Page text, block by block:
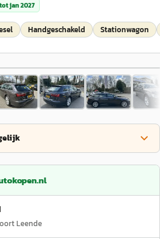
jan 2027
Handgeschakeld Stationwagon
1/41
Leende